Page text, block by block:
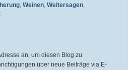
, Weinen, Weitersagen,
an, um diesen Blog zu
über neue Beiträge via E-